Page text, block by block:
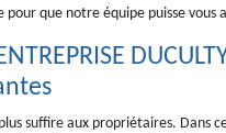
que notre équipe puisse vous
suffire aux propriétaires. Dans